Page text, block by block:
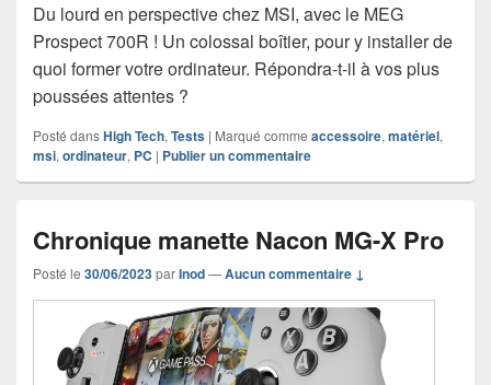
Du lourd en perspective chez MSI, avec le MEG
Prospect 700R ! Un colossal boîtier, pour y installer de
quoi former votre ordinateur. Répondra-t-il à vos plus
poussées attentes ?
Posté dansHigh Tech, Tests | Marqué comme accessoire, matériel,
msi, ordinateur, PC | Publier un commentaire
Chronique manette Nacon MG-X Pro
Posté le 30/06/2023parInod—Aucun commentaire ↓